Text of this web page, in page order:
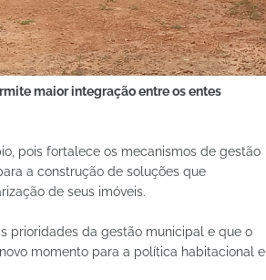
maior integração entre os entes
pois fortalece os mecanismos de gestão
a construção de soluções que
de seus imóveis.
prioridades da gestão municipal e que o
momento para a política habitacional e